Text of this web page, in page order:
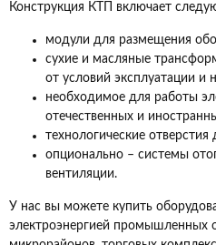
Конструкция КТП включает
модули для размещения
сухие и масляные
от условий эксплуатации и
необходимое для работы
отечественных и
технологические отверстия
опционально – системы
вентиляции.
У нас вы можете купить
электроэнергией промышленных